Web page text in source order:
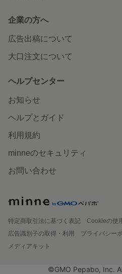
企業の方へ
広告出稿について
大口注文について
ヘルプセンター
お知らせ
ヘルプとガイド
利用規約
minneのセキュリティ
お問い合わせ
特定商取引法に基づく表記
Cookieの使
広告識別子の取得・利用
プライバシー
メディアキット
©GMO Pepabo, Inc.